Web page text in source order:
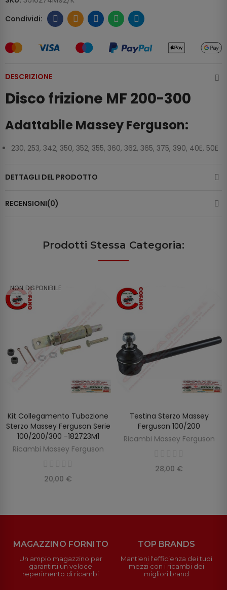
DESCRIZIONE
Disco frizione MF 200-300
Adattabile Massey Ferguson:
230, 253, 342, 350, 352, 355, 360, 362, 365, 375, 390, 40E, 50E
DETTAGLI DEL PRODOTTO
RECENSIONI(0)
Prodotti Stessa Categoria:
NON DISPONIBILE
SCOPRIRE
Kit Collegamento Tubazione
Sterzo Massey Ferguson Serie
100/200/300 -182723M1
Ricambi Massey Ferguson
20,00 €
AGGIUNGI AL CARRELLO
Testina Sterzo Massey
Ferguson 100/200
Ricambi Massey Ferguson
28,00 €
MAGAZZINO FORNITO
Un ampio magazzino per
garantirti un veloce
reperimento di ricambi
TOP BRANDS
Mantieni l'efficienza dei tuoi
mezzi con i ricambi dei
migliori brand